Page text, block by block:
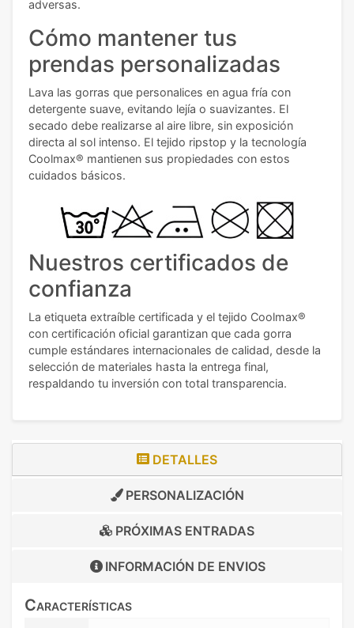
adversas.
Cómo mantener tus
prendas personalizadas
Lava las gorras que personalices en agua fría con
detergente suave, evitando lejía o suavizantes. El
secado debe realizarse al aire libre, sin exposición
directa al sol intenso. El tejido ripstop y la tecnología
Coolmax® mantienen sus propiedades con estos
cuidados básicos.
Nuestros certificados de
confianza
La etiqueta extraíble certificada y el tejido Coolmax®
con certificación oficial garantizan que cada gorra
cumple estándares internacionales de calidad, desde la
selección de materiales hasta la entrega final,
respaldando tu inversión con total transparencia.
DETALLES
PERSONALIZACIÓN
PRÓXIMAS ENTRADAS
INFORMACIÓN DE ENVIOS
Características